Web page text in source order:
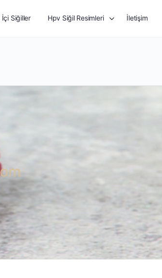
İçi Siğiller Hpv Siğil Resimleri İletişim